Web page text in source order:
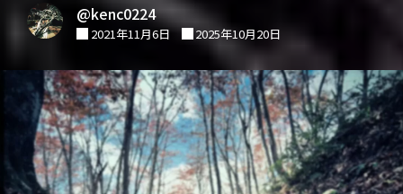
@kenc0224
2021年11月6日 2025年10月20日